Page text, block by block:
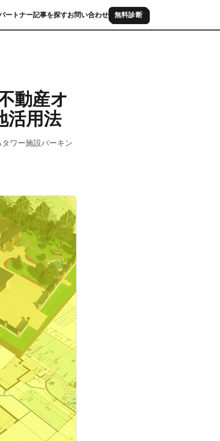
ートナー記事を探すお問い合わせ 無料診断
動産オ
活用法
ワー施設パーキン